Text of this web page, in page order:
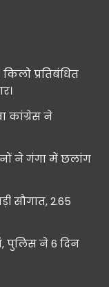
प्रतिबंधित
कांग्रेस ने
ने गंगा में छलांग
सौगात, 2.65
पुलिस ने 6 दिन